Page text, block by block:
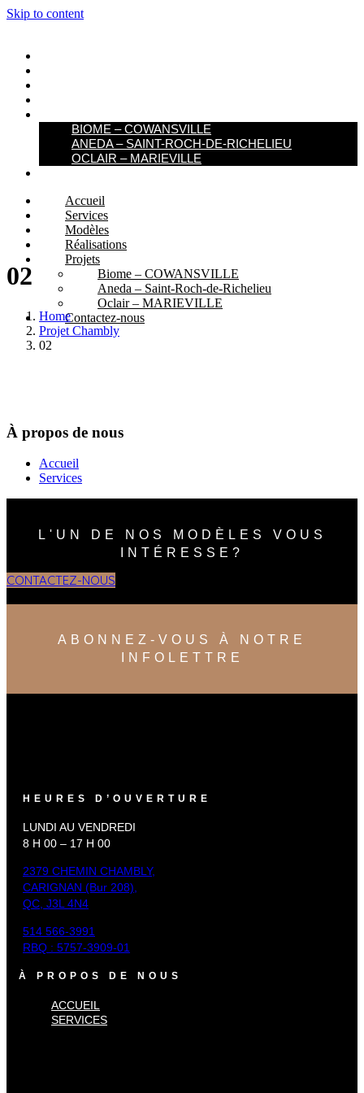
Skip to content
BIOME – COWANSVILLE​
ANEDA – SAINT-ROCH-DE-RICHELIEU
OCLAIR – MARIEVILLE
Accueil
Services
Modèles
Réalisations
Projets
Biome – COWANSVILLE​
Aneda – Saint-Roch-de-Richelieu
Oclair – MARIEVILLE
Contactez-nous
02
Home
Projet Chambly
02
À propos de nous
Accueil
Services
L'UN DE NOS MODÈLES VOUS
INTÉRESSE?
CONTACTEZ-NOUS
ABONNEZ-VOUS À NOTRE
INFOLETTRE
HEURES D’OUVERTURE
LUNDI AU VENDREDI
8 H 00 – 17 H 00
2379 CHEMIN CHAMBLY,
CARIGNAN (Bur 208),
QC, J3L 4N4
514 566-3991
RBQ : 5757-3909-01
À PROPOS DE NOUS
ACCUEIL
SERVICES